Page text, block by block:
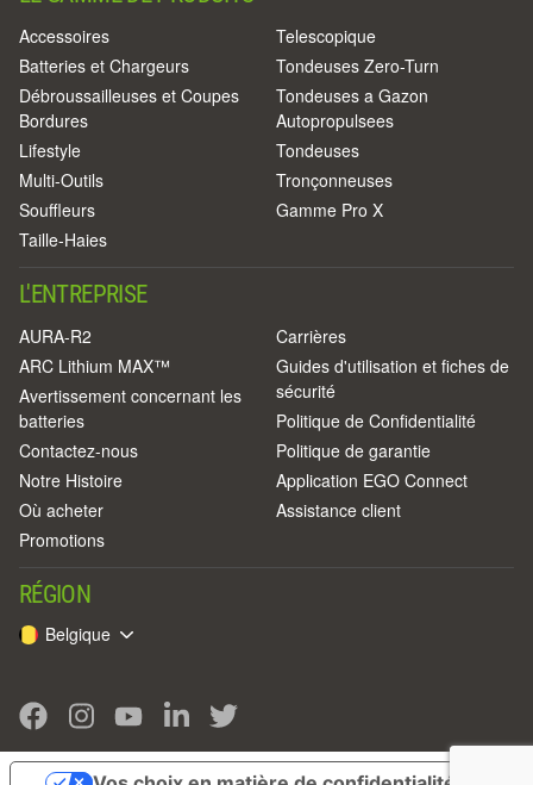
Accessoires
Batteries et Chargeurs
Débroussailleuses et Coupes
Bordures
Lifestyle
Multi-Outils
Souffleurs
Taille-Haies
Telescopique
Tondeuses Zero-Turn
Tondeuses a Gazon
Autopropulsees
Tondeuses
Tronçonneuses
Gamme Pro X
L'ENTREPRISE
AURA-R2
ARC Lithium MAX™
Avertissement concernant les
batteries
Contactez-nous
Notre Histoire
Où acheter
Promotions
Carrières
Guides d'utilisation et fiches de
sécurité
Politique de Confidentialité
Politique de garantie
Application EGO Connect
Assistance client
RÉGION
Belgique